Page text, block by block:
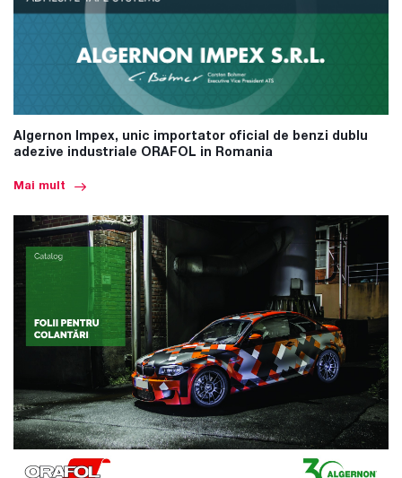
Algernon Impex, unic importator oficial de benzi dublu
adezive industriale ORAFOL in Romania
Mai mult